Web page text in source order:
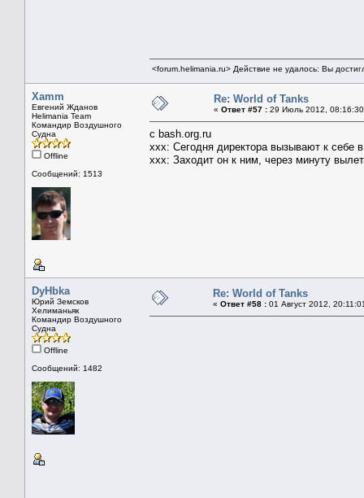
<forum.helimania.ru> Действие не удалось: Вы
Xamm
Евгений Жданов
Helimania Team
Командир Воздушного
Судна
Offline
Сообщений: 1513
Re: World of Tanks
« Ответ #57 : 29 Июль 2012,
c bash.org.ru
xxx: Сегодня директора вызывают к себе
xxx: Заходит он к ним, через минуту
DyHbka
Юрий Земсков
Хелиманьяк
Командир Воздушного
Судна
Offline
Сообщений: 1482
Re: World of Tanks
« Ответ #58 : 01 Август 2012,